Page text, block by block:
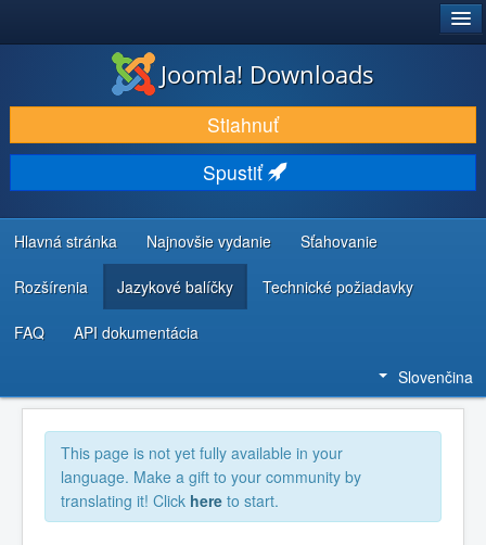
STIAHNUŤ & ROZŠÍRIŤ
OBJAVUJTE & UČTE SA
KOMUNITA & PODPORA
ZDROJE INFORMÁCIÍ PRE VÝVOJÁROV
Joomla! Downloads
Stiahnuť
Spustiť
Hlavná stránka Najnovšie vydanie Sťahovanie
Rozšírenia Jazykové balíčky Technické požiadavky
FAQ API dokumentácia
Slovenčina
This page is not yet fully available in your
language. Make a gift to your community by
translating it! Click here to start.